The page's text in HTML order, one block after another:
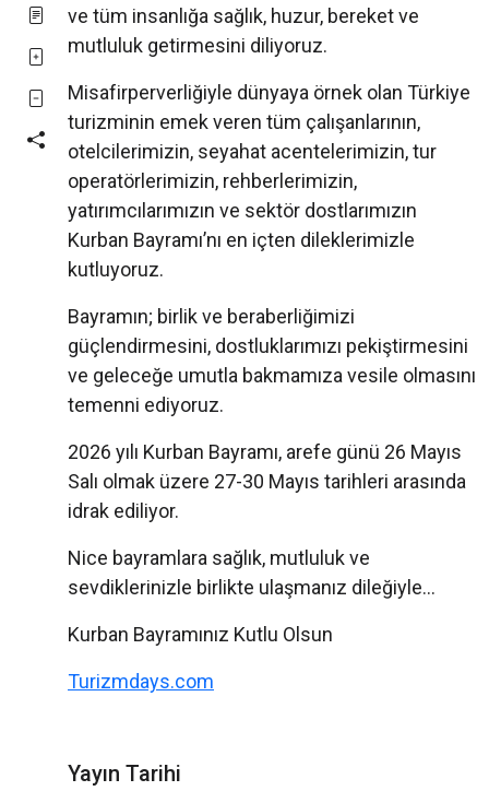
ve tüm insanlığa sağlık, huzur, bereket ve
mutluluk getirmesini diliyoruz.
Misafirperverliğiyle dünyaya örnek olan Türkiye
turizminin emek veren tüm çalışanlarının,
otelcilerimizin, seyahat acentelerimizin, tur
operatörlerimizin, rehberlerimizin,
yatırımcılarımızın ve sektör dostlarımızın
Kurban Bayramı’nı en içten dileklerimizle
kutluyoruz.
Bayramın; birlik ve beraberliğimizi
güçlendirmesini, dostluklarımızı pekiştirmesini
ve geleceğe umutla bakmamıza vesile olmasını
temenni ediyoruz.
2026 yılı Kurban Bayramı, arefe günü 26 Mayıs
Salı olmak üzere 27-30 Mayıs tarihleri arasında
idrak ediliyor.
Nice bayramlara sağlık, mutluluk ve
sevdiklerinizle birlikte ulaşmanız dileğiyle…
Kurban Bayramınız Kutlu Olsun
Turizmdays.com
Yayın Tarihi